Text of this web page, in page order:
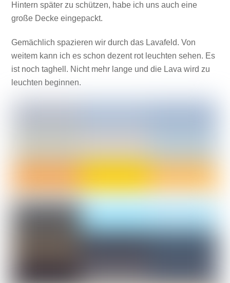
Hintern später zu schützen, habe ich uns auch eine
große Decke eingepackt.
Gemächlich spazieren wir durch das Lavafeld. Von
weitem kann ich es schon dezent rot leuchten sehen. Es
ist noch taghell. Nicht mehr lange und die Lava wird zu
leuchten beginnen.